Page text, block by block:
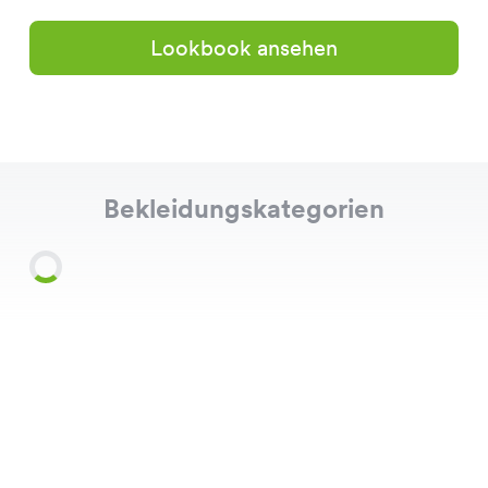
Lookbook ansehen
Bekleidungskategorien